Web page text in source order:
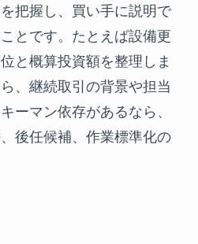
把握し、買い手に説明で
とです。たとえば設備更
と概算投資額を整理しま
、継続取引の背景や担当
ーマン依存があるなら、
後任候補、作業標準化の